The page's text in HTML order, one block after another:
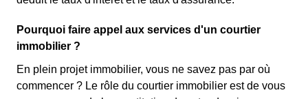
Pourquoi faire appel aux services d'un courtier
immobilier ?
En plein projet immobilier, vous ne savez pas par où
commencer ? Le rôle du courtier immobilier est de vous